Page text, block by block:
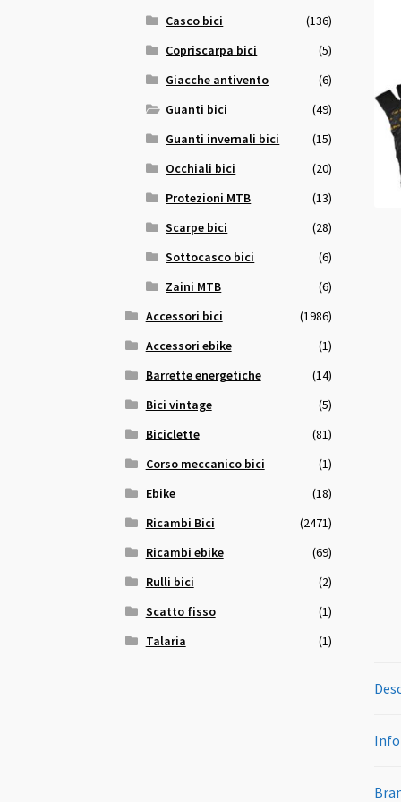
Casco bici
(136)
Copriscarpa bici
(5)
Giacche antivento
(6)
Guanti bici
(49)
Guanti invernali bici
(15)
Occhiali bici
(20)
Protezioni MTB
(13)
Scarpe bici
(28)
Sottocasco bici
(6)
Zaini MTB
(6)
Accessori bici
(1986)
Accessori ebike
(1)
Barrette energetiche
(14)
Bici vintage
(5)
Biciclette
(81)
Corso meccanico bici
(1)
Ebike
(18)
Ricambi Bici
(2471)
Ricambi ebike
(69)
Rulli bici
(2)
Scatto fisso
(1)
Talaria
(1)